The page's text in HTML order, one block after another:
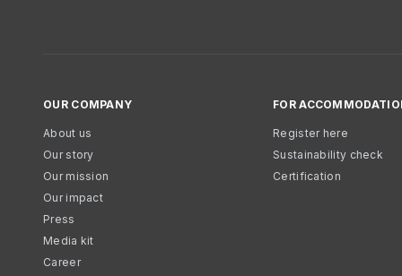
OUR COMPANY
About us
Our story
Our mission
Our impact
Press
Media kit
Career
FOR
Register here
Sustainability check
Certification